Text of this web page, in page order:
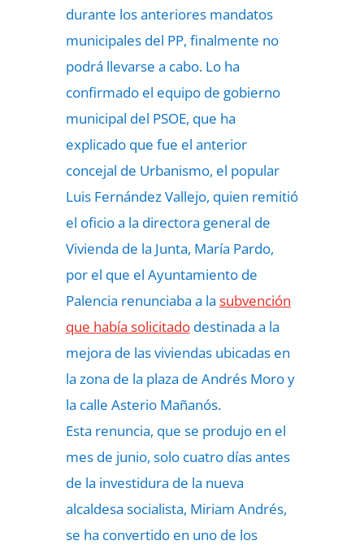
durante los anteriores mandatos
municipales del PP, finalmente no
podrá llevarse a cabo. Lo ha
confirmado el equipo de gobierno
municipal del PSOE, que ha
explicado que fue el anterior
concejal de Urbanismo, el popular
Luis Fernández Vallejo, quien remitió
el oficio a la directora general de
Vivienda de la Junta, María Pardo,
por el que el Ayuntamiento de
Palencia renunciaba a la subvención
que había solicitado destinada a la
mejora de las viviendas ubicadas en
la zona de la plaza de Andrés Moro y
la calle Asterio Mañanós.
Esta renuncia, que se produjo en el
mes de junio, solo cuatro días antes
de la investidura de la nueva
alcaldesa socialista, Miriam Andrés,
se ha convertido en uno de los